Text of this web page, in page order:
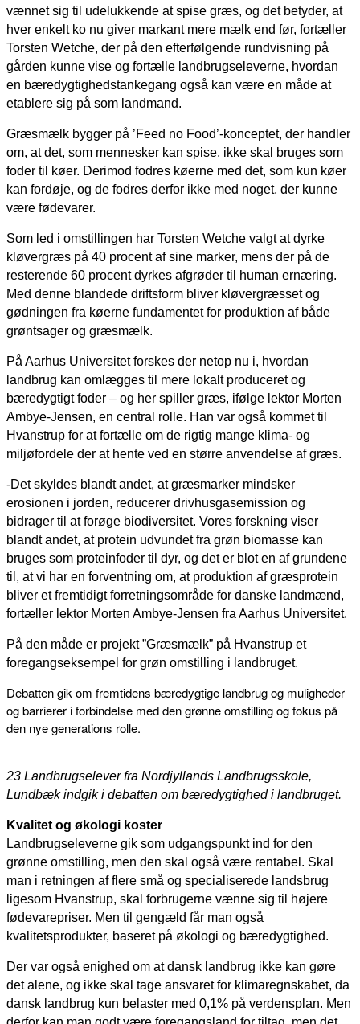
vænnet sig til udelukkende at spise græs, og det betyder, at
hver enkelt ko nu giver markant mere mælk end før, fortæller
Torsten Wetche, der på den efterfølgende rundvisning på
gården kunne vise og fortælle landbrugseleverne, hvordan
en bæredygtighedstankegang også kan være en måde at
etablere sig på som landmand.
Græsmælk bygger på ’Feed no Food’-konceptet, der handler
om, at det, som mennesker kan spise, ikke skal bruges som
foder til køer. Derimod fodres køerne med det, som kun køer
kan fordøje, og de fodres derfor ikke med noget, der kunne
være fødevarer.
Som led i omstillingen har Torsten Wetche valgt at dyrke
kløvergræs på 40 procent af sine marker, mens der på de
resterende 60 procent dyrkes afgrøder til human ernæring.
Med denne blandede driftsform bliver kløvergræsset og
gødningen fra køerne fundamentet for produktion af både
grøntsager og græsmælk.
På Aarhus Universitet forskes der netop nu i, hvordan
landbrug kan omlægges til mere lokalt produceret og
bæredygtigt foder – og her spiller græs, ifølge lektor Morten
Ambye-Jensen, en central rolle. Han var også kommet til
Hvanstrup for at fortælle om de rigtig mange klima- og
miljøfordele der at hente ved en større anvendelse af græs.
-Det skyldes blandt andet, at græsmarker mindsker
erosionen i jorden, reducerer drivhusgasemission og
bidrager til at forøge biodiversitet. Vores forskning viser
blandt andet, at protein udvundet fra grøn biomasse kan
bruges som proteinfoder til dyr, og det er blot en af grundene
til, at vi har en forventning om, at produktion af græsprotein
bliver et fremtidigt forretningsområde for danske landmænd,
fortæller lektor Morten Ambye-Jensen fra Aarhus Universitet.
På den måde er projekt ”Græsmælk” på Hvanstrup et
foregangseksempel for grøn omstilling i landbruget.
Debatten gik om fremtidens bæredygtige landbrug og muligheder
og barrierer i forbindelse med den grønne omstilling og fokus på
den nye generations rolle.
23 Landbrugselever fra Nordjyllands Landbrugsskole,
Lundbæk indgik i debatten om bæredygtighed i landbruget.
Kvalitet og økologi koster
Landbrugseleverne gik som udgangspunkt ind for den
grønne omstilling, men den skal også være rentabel. Skal
man i retningen af flere små og specialiserede landsbrug
ligesom Hvanstrup, skal forbrugerne vænne sig til højere
fødevarepriser. Men til gengæld får man også
kvalitetsprodukter, baseret på økologi og bæredygtighed.
Der var også enighed om at dansk landbrug ikke kan gøre
det alene, og ikke skal tage ansvaret for klimaregnskabet, da
dansk landbrug kun belaster med 0,1% på verdensplan. Men